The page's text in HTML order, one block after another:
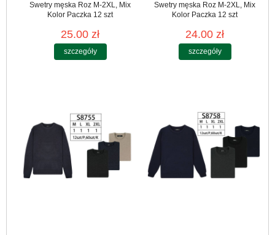
Swetry męska Roz M-2XL, Mix
Kolor Paczka 12 szt
25.00 zł
szczegóły
Swetry męska Roz M-2XL, Mix
Kolor Paczka 12 szt
24.00 zł
szczegóły